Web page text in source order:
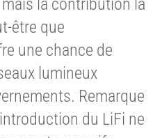
la contribution la
être que
une chance de
lumineux
Remarque
du LiFi ne